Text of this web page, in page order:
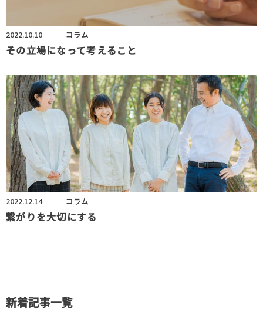
2022.10.10 コラム
その立場になって考えること
2022.12.14 コラム
繋がりを大切にする
新着記事一覧